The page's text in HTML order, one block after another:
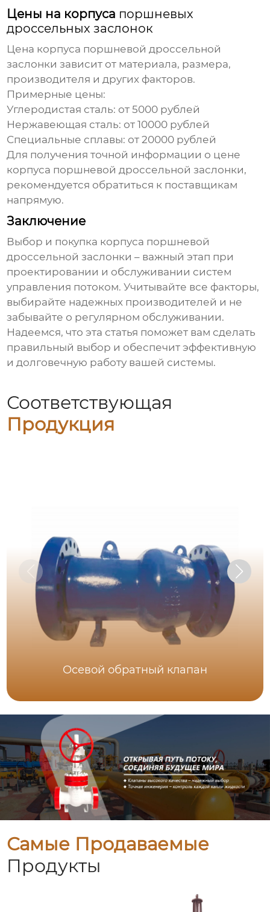
Цены на корпуса поршневых
дроссельных заслонок
Цена корпуса поршневой дроссельной
заслонки зависит от материала, размера,
производителя и других факторов.
Примерные цены:
Углеродистая сталь: от 5000 рублей
Нержавеющая сталь: от 10000 рублей
Специальные сплавы: от 20000 рублей
Для получения точной информации о цене
корпуса поршневой дроссельной заслонки,
рекомендуется обратиться к поставщикам
напрямую.
Заключение
Выбор и покупка корпуса поршневой
дроссельной заслонки – важный этап при
проектировании и обслуживании систем
управления потоком. Учитывайте все факторы,
выбирайте надежных производителей и не
забывайте о регулярном обслуживании.
Надеемся, что эта статья поможет вам сделать
правильный выбор и обеспечит эффективную
и долговечную работу вашей системы.
Соответствующая
Продукция
Осевой обратный клапан
Самые Продаваемые
Продукты